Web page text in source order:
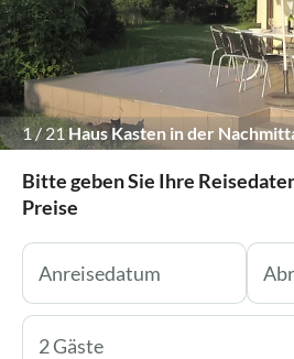
1 /21 Haus Kasten in der
Bitte geben Sie Ihre
Preise
2 Gäste